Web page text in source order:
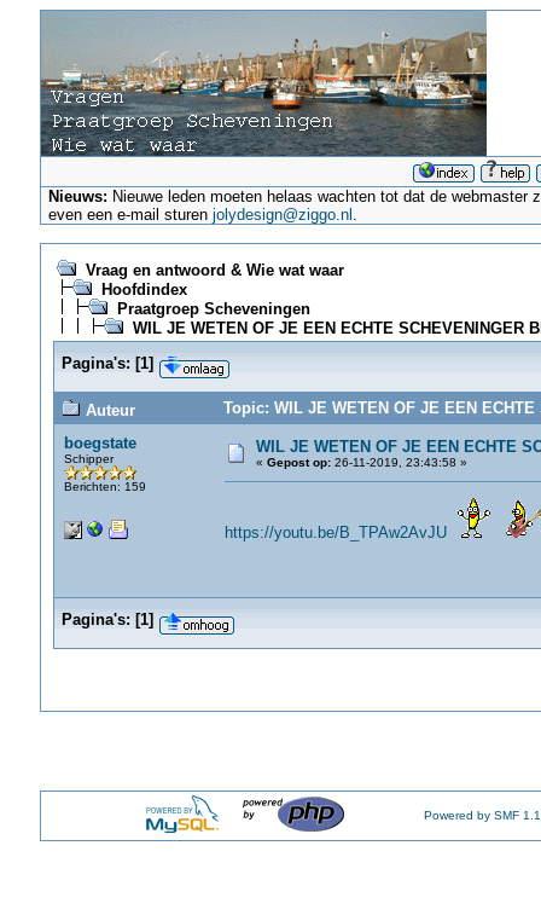
Nieuws: Nieuwe leden moeten helaas wachten tot dat de
even een e-mail sturenjolydesign@ziggo.nl .
Vraag en antwoord & Wie wat waar
Hoofdindex
Praatgroep Scheveningen
WIL JE WETEN OF JE EEN ECHTE SCHEVENINGER
Pagina's: [1]
Auteur
Topic: WIL JE WETEN OF JE EEN
boegstate
Schipper
Berichten: 159
WIL JE WETEN OF JE EEN ECHTE
« Gepost op:26-11-2019, 23:43:58 »
https://youtu.be/B_TPAw2AvJU
Pagina's: [1]
Powered by SMF